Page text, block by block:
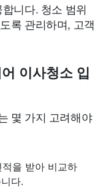
니다. 청소 범위
록 관리하며, 고객
이사청소 입
몇 가지 고려해야
을 받아 비교하
다.